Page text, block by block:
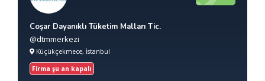
Coşar Dayanıklı Tüketim Malları Tic.
@dtmmerkezi
Küçükçekmece, İstanbul
Firma şu an kapalı